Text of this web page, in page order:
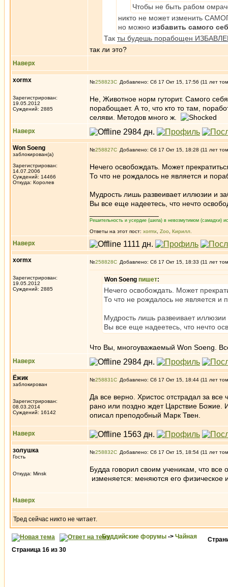
Чтобы не быть рабом
никто не может изменить
но можно избавить самого
Так ты будешь порабощен
так ли это?
Наверх
xormx
Зарегистрирован:
19.05.2012
Суждений: 2885
№258823 Добавлено: Сб 17 Окт 15, 17:56 (11 лет
Не, Животное норм гуторит. Самого
порабощает. А то, что кто то там,
селяви. Методов много ж.
Наверх
Won Soeng
заблокирован(а)
Зарегистрирован:
14.07.2006
Суждений: 14466
Откуда: Королев
№258827 Добавлено: Сб 17 Окт 15, 18:28 (11 лет
Нечего освобождать. Может
То что не рождалось не является и
Мудрость лишь развеивает иллюзии и
Вы все еще надеетесь, что нечто
Решительность и усердие (шила) в невозмутимом (самадхи)
Ответы на этот пост: xormx Zoo Кирилл.
Наверх
xormx
Зарегистрирован:
19.05.2012
Суждений: 2885
№258828 Добавлено: Сб 17 Окт 15, 18:33 (11 лет
Won Soeng пишет:
Нечего освобождать. Может
То что не рождалось не является
Мудрость лишь развеивает
Вы все еще надеетесь, что нечто
Что Вы, многоуважаемый Won Soeng.
Наверх
Ёжик
заблокирован
Зарегистрирован:
08.03.2014
Суждений: 16142
№258831 Добавлено: Сб 17 Окт 15, 18:44 (11 лет
Да все верно. Христос отстрадал за
рано или поздно ждет Царствие Божие.
описал преподобный Марк Твен.
Наверх
золушка
Гость
Откуда: Minsk
№258832 Добавлено: Сб 17 Окт 15, 18:54 (11 лет
Будда говорил своим ученикам, что все
изменяется: меняются его физическое
Наверх
Тред сейчас никто не читает.
Буддийские форумы -> Чайная
Страница 16 из 30